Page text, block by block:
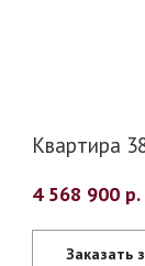
Квартира
4 568 900 р.
Заказать